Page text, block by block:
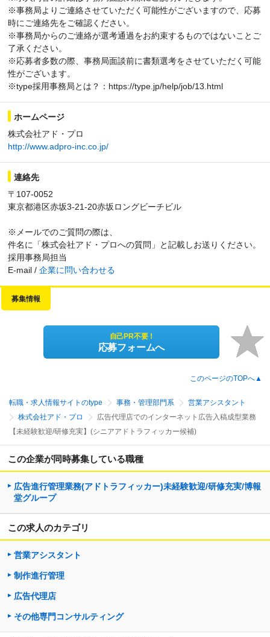
※事務局よりご連絡させていただく可能性がございますので、応募
時にご連絡先をご確認ください。
※事務局からのご連絡が選考通過をお約束するものではないことご
了承ください。
※応募者多数の際、事務局面談前に書類選考をさせていただく可能
性がございます。
※type採用事務局とは？：https://type.jp/help/job/13.html
ホームページ
株式会社アド・プロ
http://www.adpro-inc.co.jp/
連絡先
〒107-0052
東京都港区赤坂3-21-20赤坂ロングビーチビル
※メールでのご質問の際は、
件名に「株式会社アド・プロへの質問」と記載しお送りください。
採用事務局担当
E-mail / 企業に問い合わせる
募集情報
自己PR不要！
応募フォームへ
このページのTOPへ▲
転職・求人情報サイトのtype 事務・管理部門系
営業アシスタント
株式会社アド・プロ
広告代理店でのインターネット広告入稿成型業務
【未経験歓迎/研修充実】(シニアアドトラフィッカー候補)
この企業が同時募集している職種
広告進行管理業務(アドトラフィッカー)未経験歓迎/研修充実/博報
堂グループ
この求人のカテゴリ
営業アシスタント
制作進行管理
広告代理店
その他専門コンサルティング